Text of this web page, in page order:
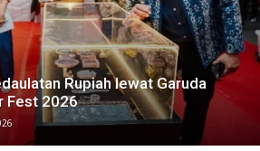
Rupiah lewat Garuda
Fest 2026